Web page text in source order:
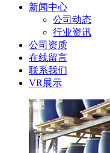
新闻中心
公司动态
行业资讯
公司资质
在线留言
联系我们
VR展示